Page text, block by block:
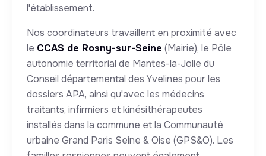
l'établissement.
Nos coordinateurs travaillent en proximité avec
le CCAS de Rosny-sur-Seine (Mairie), le Pôle
autonomie territorial de Mantes-la-Jolie du
Conseil départemental des Yvelines pour les
dossiers APA, ainsi qu'avec les médecins
traitants, infirmiers et kinésithérapeutes
installés dans la commune et la Communauté
urbaine Grand Paris Seine & Oise (GPS&O). Les